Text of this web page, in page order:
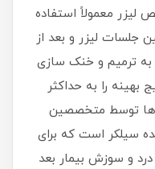
معمولاً استفاده
جلسات لیزر و بعد از
به ترمیم و خنک سازی
را به حداکثر
توسط متخصصین
سیلکر است که برای
و سوزش بیمار بعد